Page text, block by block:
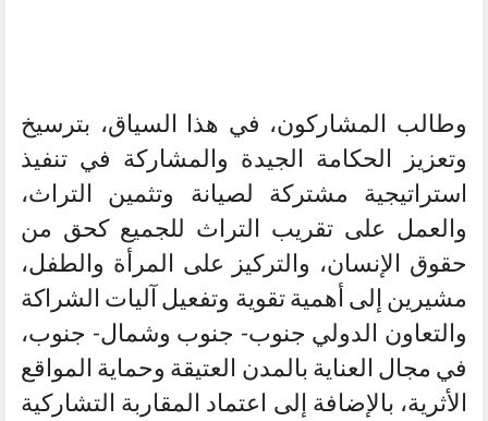
وطالب المشاركون، في هذا السياق، بترسيخ
وتعزيز الحكامة الجيدة والمشاركة في تنفيذ
استراتيجية مشتركة لصيانة وتثمين التراث،
والعمل على تقريب التراث للجميع كحق من
حقوق الإنسان، والتركيز على المرأة والطفل،
مشيرين إلى أهمية تقوية وتفعيل آليات الشراكة
والتعاون الدولي جنوب- جنوب وشمال- جنوب،
في مجال العناية بالمدن العتيقة وحماية المواقع
الأثرية، بالإضافة إلى اعتماد المقاربة التشاركية